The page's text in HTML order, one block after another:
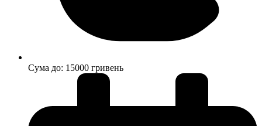
Cума до: 15000 гривень